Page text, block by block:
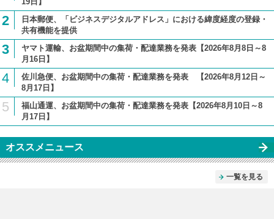
2
日本郵便、「ビジネスデジタルアドレス」における緯度経度の登録・
共有機能を提供
3
ヤマト運輸、お盆期間中の集荷・配達業務を発表【2026年8月8日～8
月16日】
4
佐川急便、お盆期間中の集荷・配達業務を発表 【2026年8月12日～
8月17日】
5
福山通運、お盆期間中の集荷・配達業務を発表【2026年8月10日～8
月17日】
オススメニュース
一覧を見る